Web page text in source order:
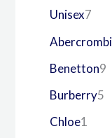
Unisex7
Benetton9
Burberry5
Chloe1